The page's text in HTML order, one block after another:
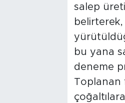
salep
belirterek,
bu yana
deneme
Toplanan